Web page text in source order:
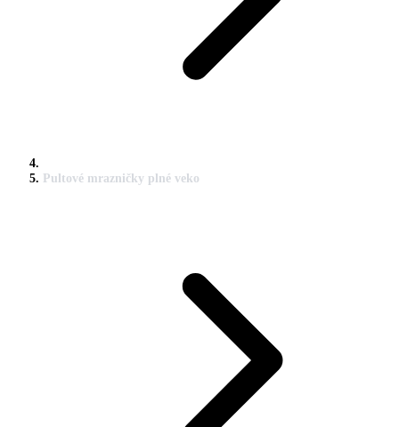
Pultové mrazničky plné veko